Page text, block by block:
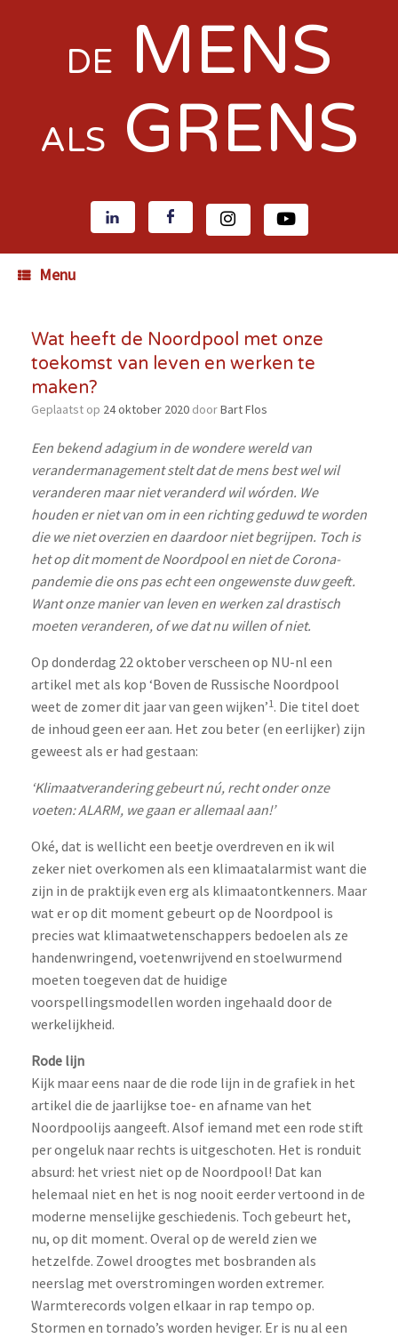
DE MENS
ALS GRENS
Menu
Wat heeft de Noordpool met onze
toekomst van leven en werken te
maken?
Geplaatst op 24 oktober 2020 doorBart Flos
Een bekend adagium in de wondere wereld van
verandermanagement stelt dat de mens best wel wil
veranderen maar niet veranderd wil wórden. We
houden er niet van om in een richting geduwd te worden
die we niet overzien en daardoor niet begrijpen. Toch is
het op dit moment de Noordpool en niet de Corona-
pandemie die ons pas echt een ongewenste duw geeft.
Want onze manier van leven en werken zal drastisch
moeten veranderen, of we dat nu willen of niet.
Op donderdag 22 oktober verscheen op NU-nl een
artikel met als kop ‘Boven de Russische Noordpool
weet de zomer dit jaar van geen wijken’1 . Die titel doet
de inhoud geen eer aan. Het zou beter (en eerlijker) zijn
geweest als er had gestaan:
‘Klimaatverandering gebeurt nú, recht onder onze
voeten: ALARM, we gaan er allemaal aan!’
Oké, dat is wellicht een beetje overdreven en ik wil
zeker niet overkomen als een klimaatalarmist want die
zijn in de praktijk even erg als klimaatontkenners. Maar
wat er op dit moment gebeurt op de Noordpool is
precies wat klimaatwetenschappers bedoelen als ze
handenwringend, voetenwrijvend en stoelwurmend
moeten toegeven dat de huidige
voorspellingsmodellen worden ingehaald door de
werkelijkheid.
Rode lijn
Kijk maar eens naar de die rode lijn in de grafiek in het
artikel die de jaarlijkse toe- en afname van het
Noordpoolijs aangeeft. Alsof iemand met een rode stift
per ongeluk naar rechts is uitgeschoten. Het is ronduit
absurd: het vriest niet op de Noordpool! Dat kan
helemaal niet en het is nog nooit eerder vertoond in de
moderne menselijke geschiedenis. Toch gebeurt het,
nu, op dit moment. Overal op de wereld zien we
hetzelfde. Zowel droogtes met bosbranden als
neerslag met overstromingen worden extremer.
Warmterecords volgen elkaar in rap tempo op.
Stormen en tornado’s worden heviger. Er is nu al een